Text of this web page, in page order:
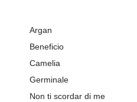
Argan
Beneficio
Camelia
Germinale
Non ti scordar di me